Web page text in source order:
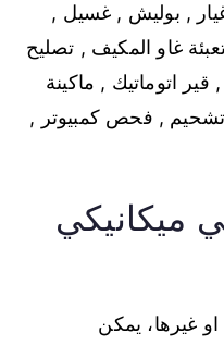
, بوليش , غسيل ,
غاو المكيف , تصليح
اتوماتيك , ماكينة
, فحص كمبيوتر ,
ميكانيكي
غيرها، يمكن